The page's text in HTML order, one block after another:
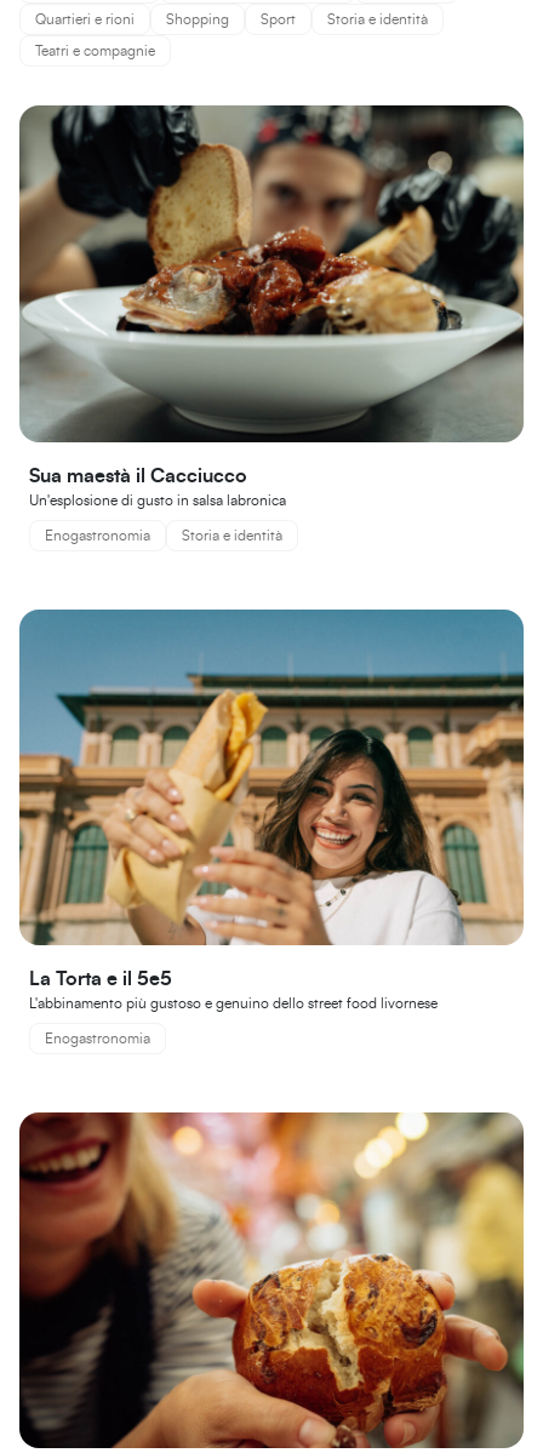
Quartieri e rioni Shopping Sport Storia e identità
Teatri e compagnie
Sua maestà il Cacciucco
Un'esplosione di gusto in salsa labronica
Enogastronomia Storia e identità
La Torta e il 5e5
L'abbinamento più gustoso e genuino dello street food livornese
Enogastronomia